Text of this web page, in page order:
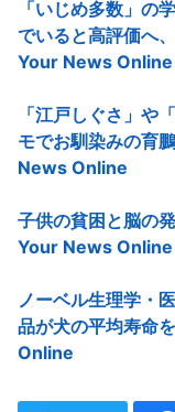
「いじめ多数」の
でいると高評価へ
Your News Online
「江戸しぐさ」や
モでお馴染みの育
News Online
子供の貧困と脳の
Your News Online
ノーベル生理学・
品が犬の平均寿命
Online